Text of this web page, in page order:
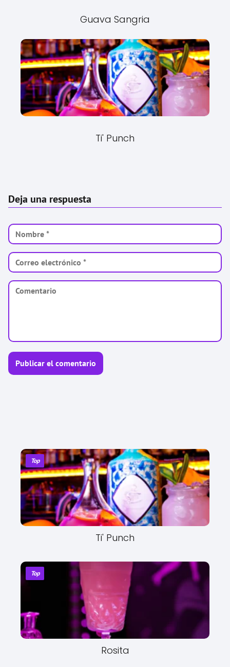
Guava Sangria
Ti' Punch
Deja una respuesta
Top
Ti' Punch
Top
Rosita